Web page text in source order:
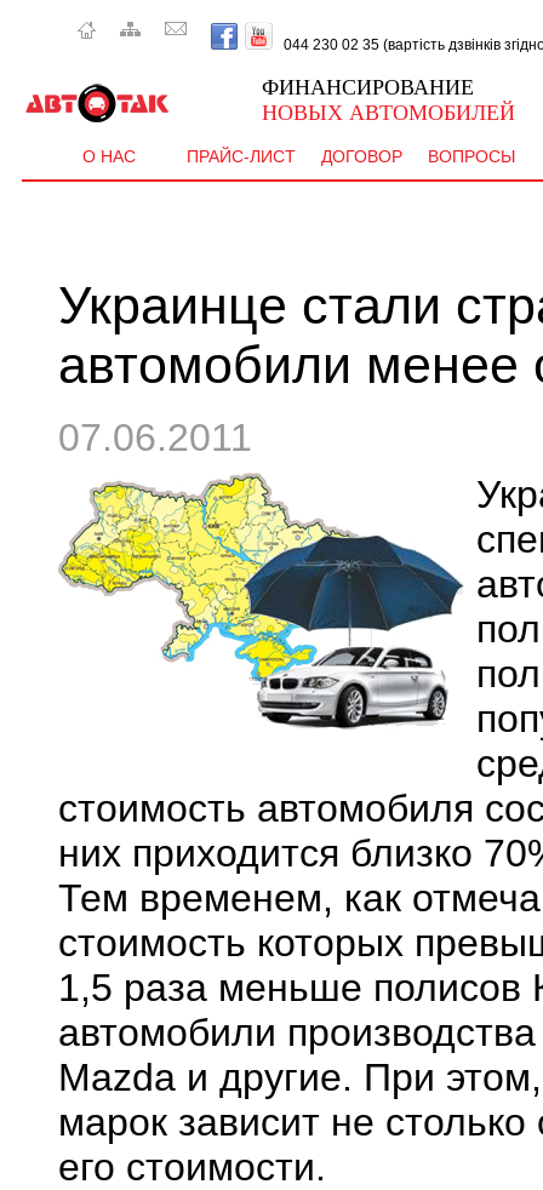
044 230 02 35 (вартість дзвінків
ФИНАНСИРОВАНИЕ
НОВЫХ АВТОМОБИЛЕЙ
О НАС ПРАЙС-ЛИСТ ДОГОВОР ВОПРОСЫ
Украинце стали
автомобили менее
07.06.2011
стоимость автомобиля
них приходится близко
Тем временем, как
стоимость которых
1,5 раза меньше
автомобили
Mazda и другие. При
марок зависит не
его стоимости.